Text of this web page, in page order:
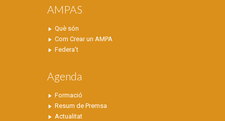
AMPAS
Què són
Com Crear un AMPA
Federa’t
Agenda
Formació
Resum de Premsa
Actualitat